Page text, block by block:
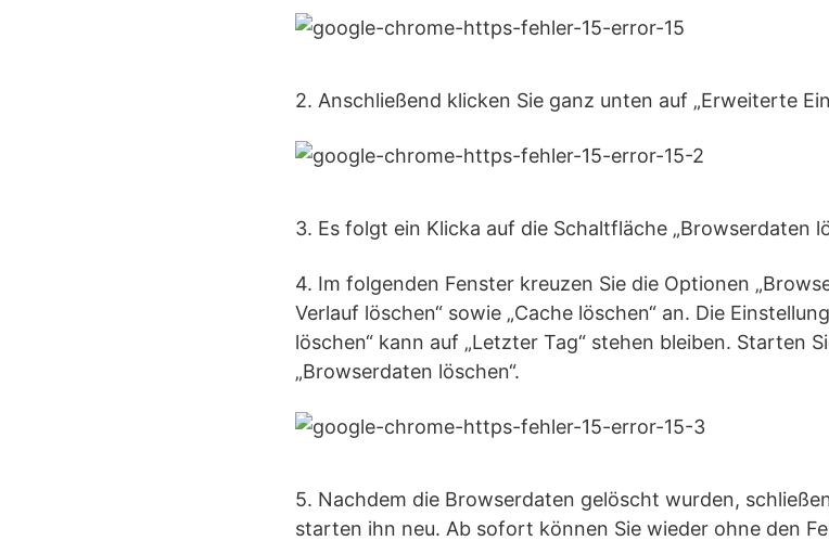
2. Anschließend klicken Sie ganz unten auf „Erweiterte
3. Es folgt ein Klicka auf die Schaltfläche „Browserdaten
4. Im folgenden Fenster kreuzen Sie die Optionen
Verlauf löschen“ sowie „Cache löschen“ an. Die
löschen“ kann auf „Letzter Tag“ stehen bleiben. Starten
„Browserdaten löschen“.
5. Nachdem die Browserdaten gelöscht wurden,
starten ihn neu. Ab sofort können Sie wieder ohne den